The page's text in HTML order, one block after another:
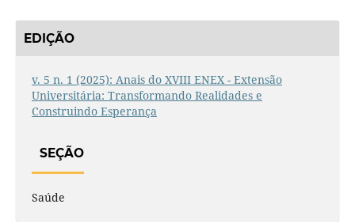
EDIÇÃO
v. 5 n. 1 (2025): Anais do XVIII ENEX - Extensão
Universitária: Transformando Realidades e
Construindo Esperança
SEÇÃO
Saúde